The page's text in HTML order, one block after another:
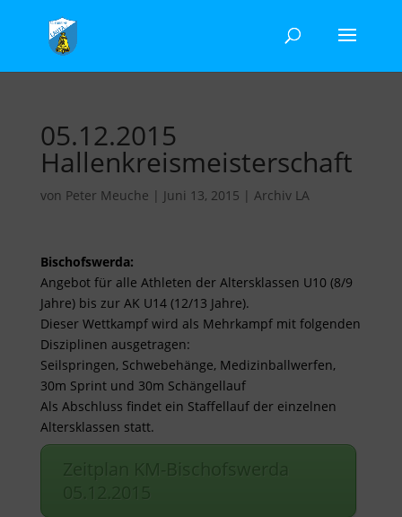
05.12.2015
Hallenkreismeisterschaft
von Peter Meuche | Juni 13, 2015 | Archiv LA
Bischofswerda:
Angebot für alle Athleten der Altersklassen U10 (8/9
Jahre) bis zur AK U14 (12/13 Jahre).
Dieser Wettkampf wird als Mehrkampf mit folgenden
Disziplinen ausgetragen:
Seilspringen, Schwebehänge, Medizinballwerfen,
30m Sprint und 30m Schängellauf
Als Abschluss findet ein Staffellauf der einzelnen
Altersklassen statt.
Zeitplan KM-Bischofswerda
05.12.2015